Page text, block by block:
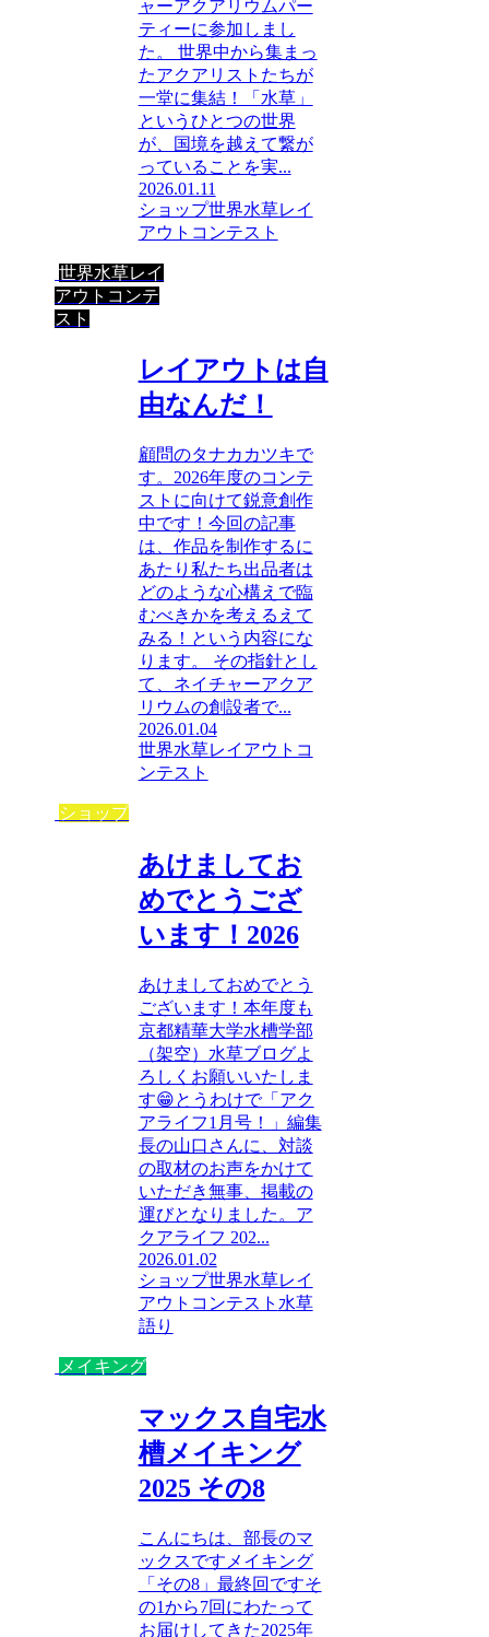
ャーアクアリウムパー
ティーに参加しまし
た。 世界中から集まっ
たアクアリストたちが
一堂に集結！「水草」
というひとつの世界
が、国境を越えて繋が
っていることを実...
2026.01.11
ショップ世界水草レイ
アウトコンテスト
世界水草レイ
アウトコンテ
スト
レイアウトは自
由なんだ！
顧問のタナカカツキで
す。2026年度のコンテ
ストに向けて鋭意創作
中です！今回の記事
は、作品を制作するに
あたり私たち出品者は
どのような心構えで臨
むべきかを考えるえて
みる！という内容にな
ります。 その指針とし
て、ネイチャーアクア
リウムの創設者で...
2026.01.04
世界水草レイアウトコ
ンテスト
ショップ
あけましてお
めでとうござ
います！2026
あけましておめでとう
ございます！本年度も
京都精華大学水槽学部
（架空）水草ブログよ
ろしくお願いいたしま
す😁とうわけで「アク
アライフ1月号！」編集
長の山口さんに、対談
の取材のお声をかけて
いただき無事、掲載の
運びとなりました。ア
クアライフ 202...
2026.01.02
ショップ世界水草レイ
アウトコンテスト 水草
語り
メイキング
マックス自宅水
槽メイキング
2025 その8
こんにちは、部長のマ
ックスですメイキング
「その8」最終回ですそ
の1から7回にわたって
お届けしてきた2025年